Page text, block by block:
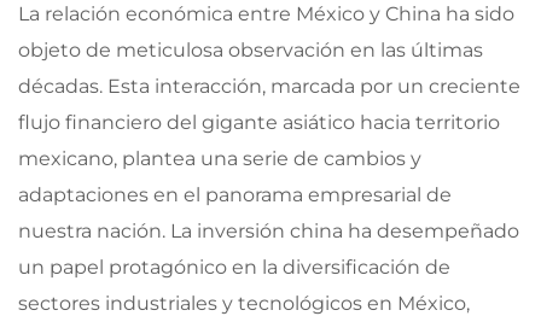
La relación económica entre México y China ha sido
objeto de meticulosa observación en las últimas
décadas. Esta interacción, marcada por un creciente
flujo financiero del gigante asiático hacia territorio
mexicano, plantea una serie de cambios y
adaptaciones en el panorama empresarial de
nuestra nación. La inversión china ha desempeñado
un papel protagónico en la diversificación de
sectores industriales y tecnológicos en México,